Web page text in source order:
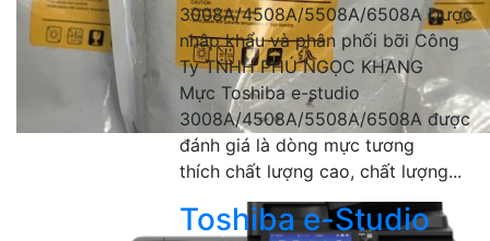
3008A/4508A/5508A/6508A Được
nhập khẩu và phân phối bỡi Công
Ty TNHH PHÚ NGỌC KHANG
Mực Toshiba e-studio
3008A/4508A/5508A/6508A được
đánh giá là dòng mực tương
thích chất lượng cao, chất lượng...
Toshiba e-Studio